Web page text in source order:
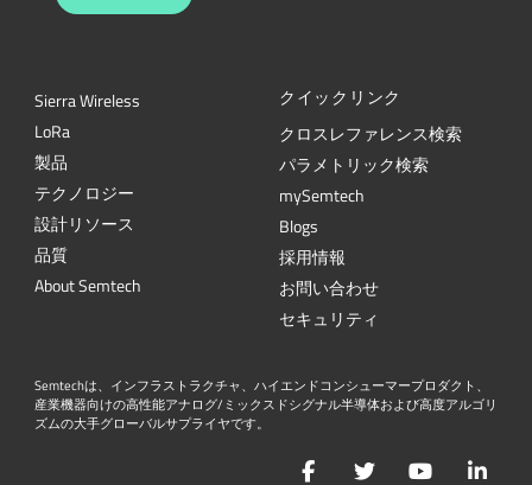
Sierra Wireless
LoRa
製品
テクノロジー
設計リソース
品質
About Semtech
クイックリンク
クロスレファレンス検索
パラメトリック検索
mySemtech
Blogs
採用情報
お問い合わせ
セキュリティ
Semtechは、インフラストラクチャ、ハイエンドコンシューマープロダクト、
産業機器向けの高性能アナログ/ミックスドシグナル半導体および高度アルゴリ
ズムの大手グローバルサプライヤです。
FacebookTwitterYouTube